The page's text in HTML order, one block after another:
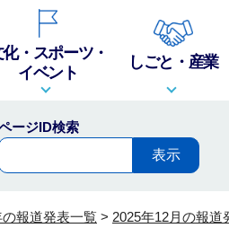
・スポーツ・
イベント
しごと・産業
ージID検索
報道発表一覧 > 2025年12月の報道